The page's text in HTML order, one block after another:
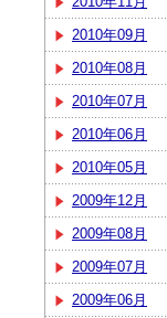
2010年09月
2010年08月
2010年07月
2010年06月
2010年05月
2009年12月
2009年08月
2009年07月
2009年06月